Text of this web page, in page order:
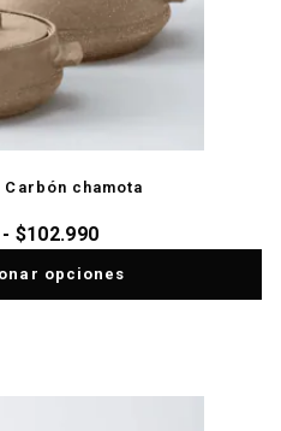
chamota
- $102.990
opciones